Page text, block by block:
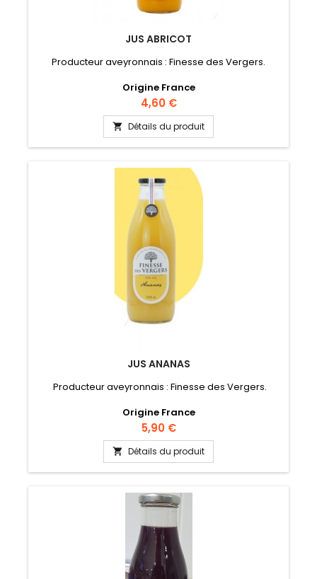
JUS ABRICOT
Producteur aveyronnais : Finesse des Vergers.
Origine France
Prix
4,60 €
 Détails du produit
JUS ANANAS
Producteur aveyronnais : Finesse des Vergers.
Origine France
Prix
5,90 €
 Détails du produit